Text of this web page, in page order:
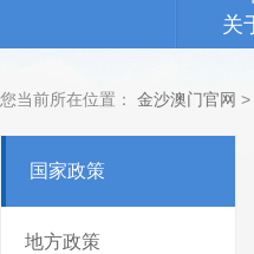
关
您当前所在位置： 金沙澳门官网 >
国家政策
地方政策